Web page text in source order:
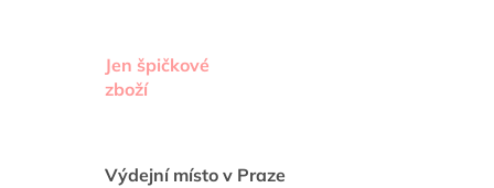
Jen špičkové
zboží
Výdejní místo v Praze